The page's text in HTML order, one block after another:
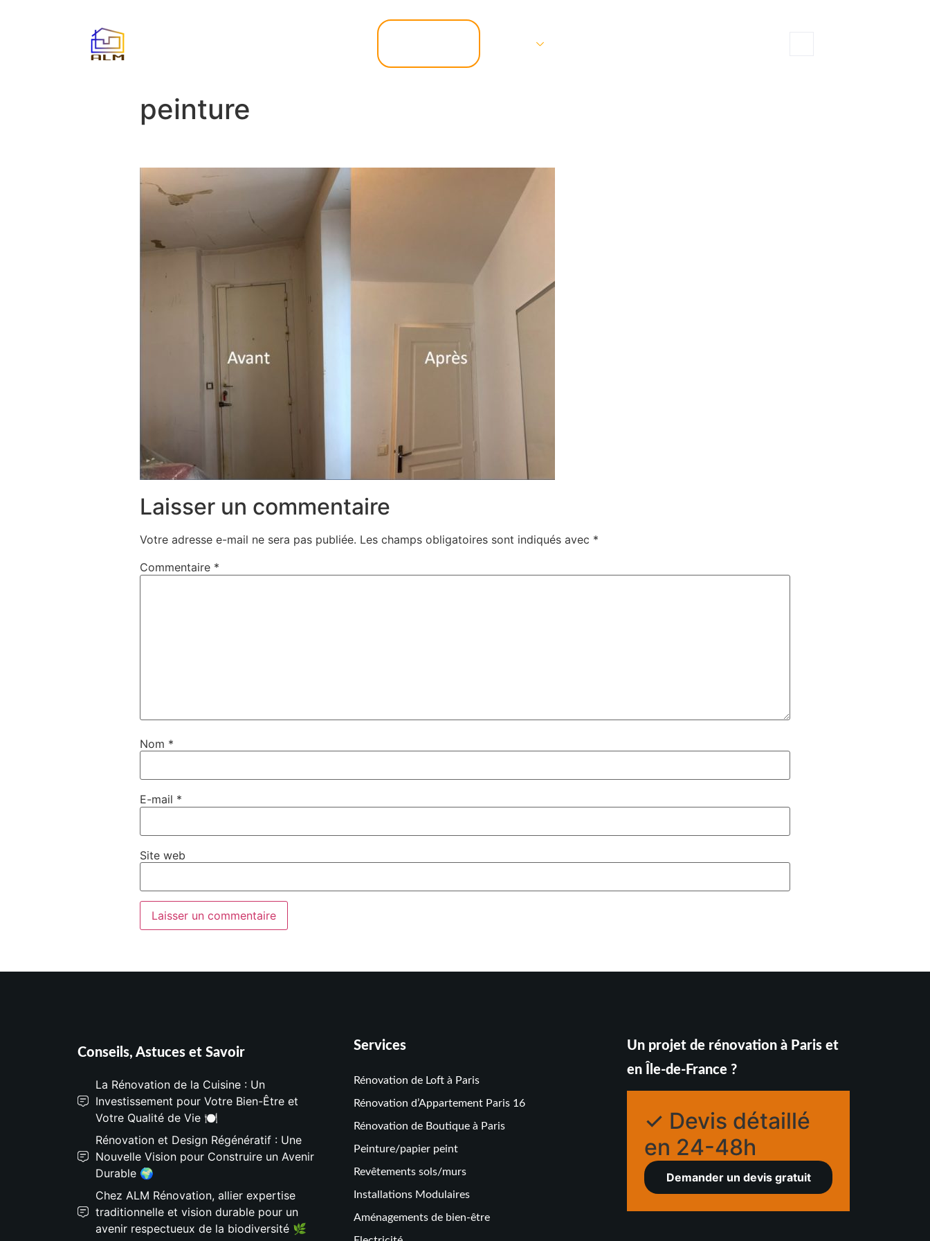
peinture
Laisser un commentaire
Votre adresse e-mail ne sera pas publiée. Les champs obligatoires sont indiqués avec *
Commentaire *
Nom *
E-mail *
Site web
Conseils, Astuces et Savoir
La Rénovation de la Cuisine : Un
Investissement pour Votre Bien-Être et
Votre Qualité de Vie 🍽️
Rénovation et Design Régénératif : Une
Nouvelle Vision pour Construire un Avenir
Durable 🌍
Chez ALM Rénovation, allier expertise
traditionnelle et vision durable pour un
avenir respectueux de la biodiversité 🌿
Services
Rénovation de Loft à Paris
Rénovation d’Appartement Paris 16
Rénovation de Boutique à Paris
Peinture/papier peint
Revêtements sols/murs
Installations Modulaires
Aménagements de bien-être
Un projet de rénovation à Paris et
en Île-de-France ?
✓ Devis détaillé
en 24-48h
Demander un devis gratuit